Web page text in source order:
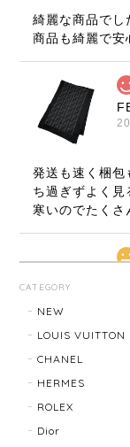
綺麗な商品でし
商品も綺麗で安
発送も速く梱包
ち過ぎずよく
寒いのでたくさ
CATEGORY
NEW
LOUIS VUITTON
CHANEL
HERMES
ROLEX
Dior